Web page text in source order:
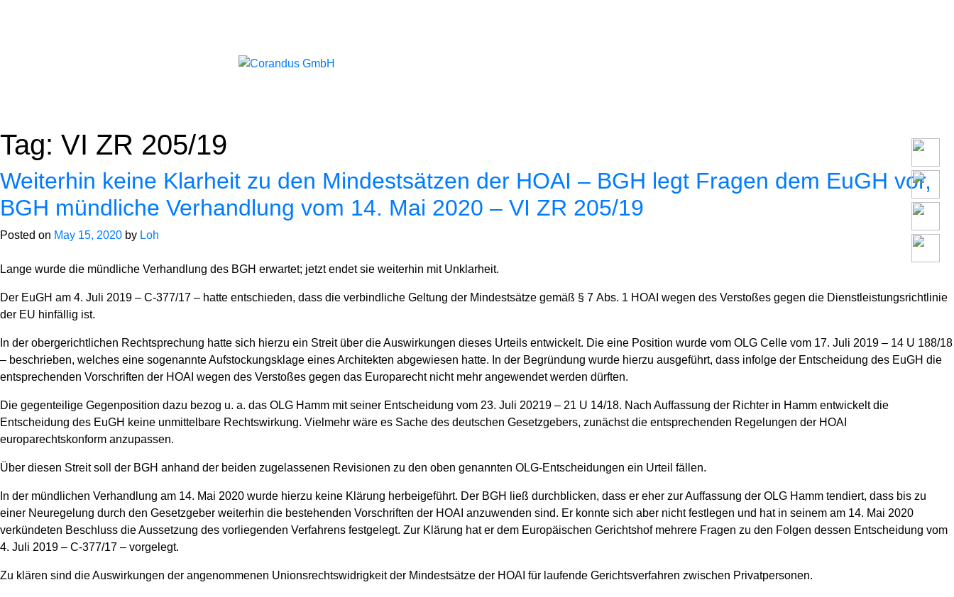
Tag: VI ZR 205/19
Weiterhin keine Klarheit zu den Mindestsätzen der HOAI – BGH legt Fragen dem EuGH vor,
BGH mündliche Verhandlung vom 14. Mai 2020 – VI ZR 205/19
Posted on May 15, 2020 by Loh
Lange wurde die mündliche Verhandlung des BGH erwartet; jetzt endet sie weiterhin mit Unklarheit.
Der EuGH am 4. Juli 2019 – C-377/17 – hatte entschieden, dass die verbindliche Geltung der Mindestsätze gemäß § 7 Abs. 1 HOAI wegen des Verstoßes gegen die Dienstleistungsrichtlinie
der EU hinfällig ist.
In der obergerichtlichen Rechtsprechung hatte sich hierzu ein Streit über die Auswirkungen dieses Urteils entwickelt. Die eine Position wurde vom OLG Celle vom 17. Juli 2019 – 14 U 188/18
– beschrieben, welches eine sogenannte Aufstockungsklage eines Architekten abgewiesen hatte. In der Begründung wurde hierzu ausgeführt, dass infolge der Entscheidung des EuGH die
entsprechenden Vorschriften der HOAI wegen des Verstoßes gegen das Europarecht nicht mehr angewendet werden dürften.
Die gegenteilige Gegenposition dazu bezog u. a. das OLG Hamm mit seiner Entscheidung vom 23. Juli 20219 – 21 U 14/18. Nach Auffassung der Richter in Hamm entwickelt die
Entscheidung des EuGH keine unmittelbare Rechtswirkung. Vielmehr wäre es Sache des deutschen Gesetzgebers, zunächst die entsprechenden Regelungen der HOAI
europarechtskonform anzupassen.
Über diesen Streit soll der BGH anhand der beiden zugelassenen Revisionen zu den oben genannten OLG-Entscheidungen ein Urteil fällen.
In der mündlichen Verhandlung am 14. Mai 2020 wurde hierzu keine Klärung herbeigeführt. Der BGH ließ durchblicken, dass er eher zur Auffassung der OLG Hamm tendiert, dass bis zu
einer Neuregelung durch den Gesetzgeber weiterhin die bestehenden Vorschriften der HOAI anzuwenden sind. Er konnte sich aber nicht festlegen und hat in seinem am 14. Mai 2020
verkündeten Beschluss die Aussetzung des vorliegenden Verfahrens festgelegt. Zur Klärung hat er dem Europäischen Gerichtshof mehrere Fragen zu den Folgen dessen Entscheidung vom
4. Juli 2019 – C-377/17 – vorgelegt.
Zu klären sind die Auswirkungen der angenommenen Unionsrechtswidrigkeit der Mindestsätze der HOAI für laufende Gerichtsverfahren zwischen Privatpersonen.